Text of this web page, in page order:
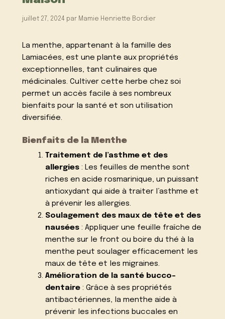
juillet 27, 2024 par Mamie Henriette Bordier
La menthe, appartenant à la famille des
Lamiacées, est une plante aux propriétés
exceptionnelles, tant culinaires que
médicinales. Cultiver cette herbe chez soi
permet un accès facile à ses nombreux
bienfaits pour la santé et son utilisation
diversifiée.
Bienfaits de la Menthe
Traitement de l’asthme et des
allergies: Les feuilles de menthe sont
riches en acide rosmarinique, un puissant
antioxydant qui aide à traiter l’asthme et
à prévenir les allergies.
Soulagement des maux de tête et des
nausées: Appliquer une feuille fraîche de
menthe sur le front ou boire du thé à la
menthe peut soulager efficacement les
maux de tête et les migraines.
Amélioration de la santé bucco-
dentaire: Grâce à ses propriétés
antibactériennes, la menthe aide à
prévenir les infections buccales en